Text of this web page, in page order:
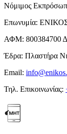
Νόμιμος
Επωνυμία:
ΑΦΜ: 800384700
Έδρα: Πλαστήρα
Email:
Τηλ. Επικοινωνίας: